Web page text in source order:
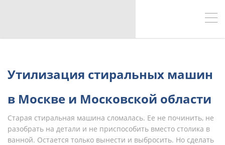
Утилизация стиральных машин
в Москве и Московской области
Старая стиральная машина сломалась. Ее не починить, не
разобрать на детали и не приспособить вместо столика в
ванной. Остается только вынести и выбросить. Но сделать